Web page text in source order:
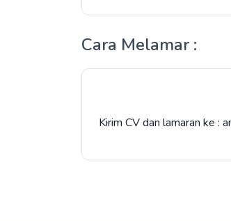
Cara Melamar :
Kirim CV dan lamaran ke :